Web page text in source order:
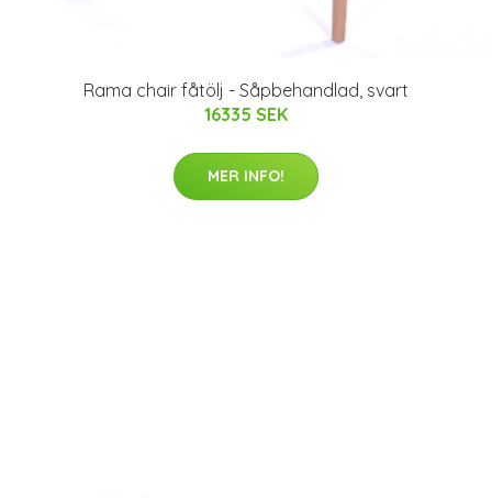
Rama chair fåtölj - Såpbehandlad, svart
16335 SEK
MER INFO!